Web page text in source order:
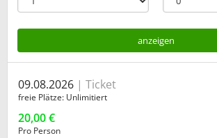
anzeigen
09.08.2026 Ticket
freie Plätze Unlimitiert
20,00 €
Pro Person